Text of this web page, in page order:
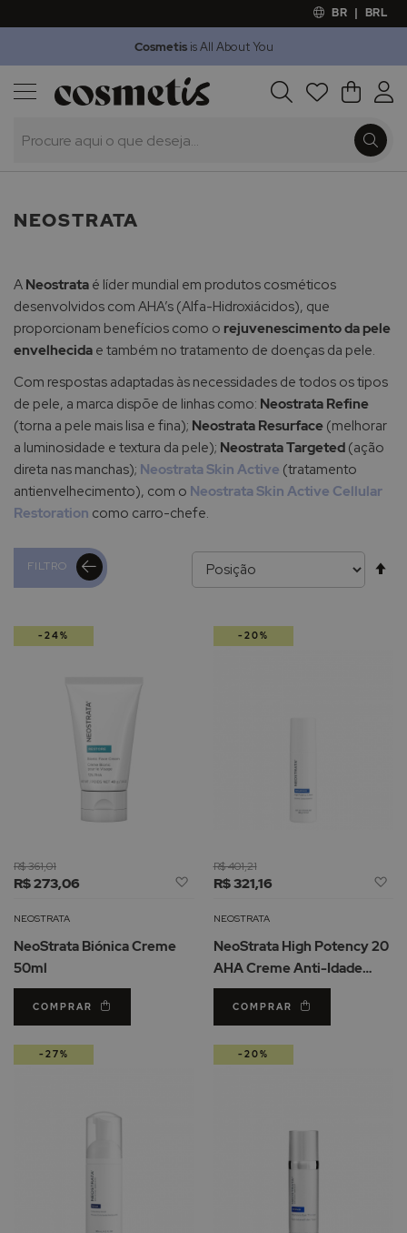
BR | BRL
Cosmetisis All About You
Procura O Meu
Outlet
NEOSTRATA
A Neostrata é líder mundial em produtos cosméticos
desenvolvidos com AHA’s (Alfa-Hidroxiácidos), que
proporcionam benefícios como o rejuvenescimento da pele
envelhecida e também no tratamento de doenças da pele.
Com respostas adaptadas às necessidades de todos os tipos
de pele, a marca dispõe de linhas como: Neostrata Refine
(torna a pele mais lisa e fina); Neostrata Resurface (melhorar
a luminosidade e textura da pele); NeostrataTargeted (ação
direta nas manchas); Neostrata Skin Active (tratamento
antienvelhecimento), com o Neostrata Skin Active Cellular
Restoration como carro-chefe.
FILTRO
R$ 273,06
R$ 361,01
Adicionar
Lista
Desejos
NEOSTRATA
NeoStrata Biónica Creme
50ml
COMPRAR
-24%
R$ 321,16
R$ 401,21
NEOSTRATA
NeoStrata High Potency 20
AHA Creme Anti-Idade
30ml
COMPRAR
-20%
-27% -20%